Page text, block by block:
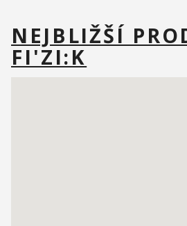
NEJBLIŽŠÍ
FI'ZI:K